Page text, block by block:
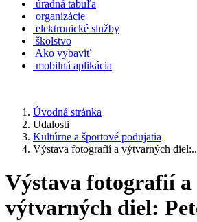
úradná tabuľa
organizácie
elektronické služby
školstvo
Ako vybaviť
mobilná aplikácia
Úvodná stránka
Udalosti
Kultúrne a športové podujatia
Výstava fotografií a výtvarných
Výstava fotografií a
výtvarných diel: